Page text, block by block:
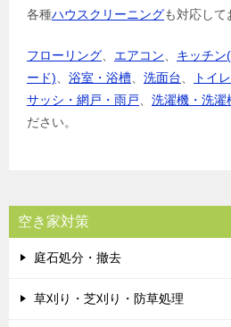
各種ハウスクリーニングも対応して
フローリング エアコン キッチン
ード)
浴室・浴槽 洗面台 トイレ
サッシ・網戸・雨戸
洗濯機・洗濯
ださい。
空き家対策
庭石処分・撤去
草刈り・芝刈り・防草処理